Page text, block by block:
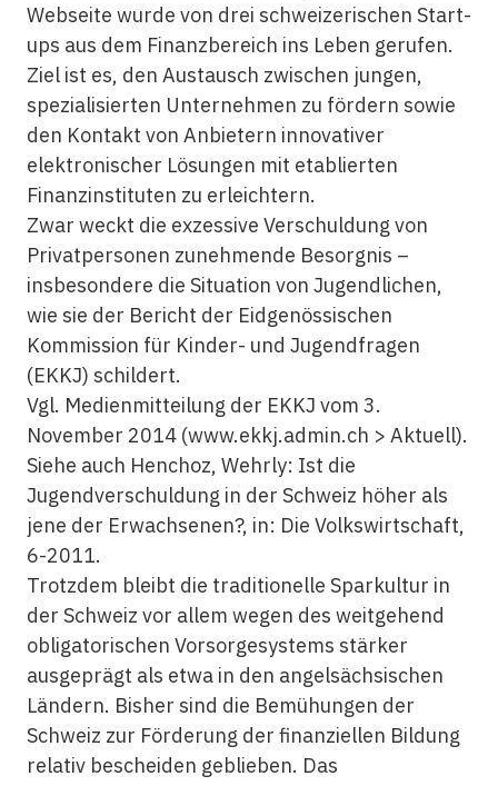
Webseite wurde von drei schweizerischen Start-
ups aus dem Finanzbereich ins Leben gerufen.
Ziel ist es, den Austausch zwischen jungen,
spezialisierten Unternehmen zu fördern sowie
den Kontakt von Anbietern innovativer
elektronischer Lösungen mit etablierten
Finanzinstituten zu erleichtern.
Zwar weckt die exzessive Verschuldung von
Privatpersonen zunehmende Besorgnis –
insbesondere die Situation von Jugendlichen,
wie sie der Bericht der Eidgenössischen
Kommission für Kinder- und Jugendfragen
(EKKJ) schildert.
Vgl. Medienmitteilung der EKKJ vom 3.
November 2014 (www.ekkj.admin.ch > Aktuell).
Siehe auch Henchoz, Wehrly: Ist die
Jugendverschuldung in der Schweiz höher als
jene der Erwachsenen?, in: Die Volkswirtschaft,
6-2011.
Trotzdem bleibt die traditionelle Sparkultur in
der Schweiz vor allem wegen des weitgehend
obligatorischen Vorsorgesystems stärker
ausgeprägt als etwa in den angelsächsischen
Ländern. Bisher sind die Bemühungen der
Schweiz zur Förderung der finanziellen Bildung
relativ bescheiden geblieben. Das